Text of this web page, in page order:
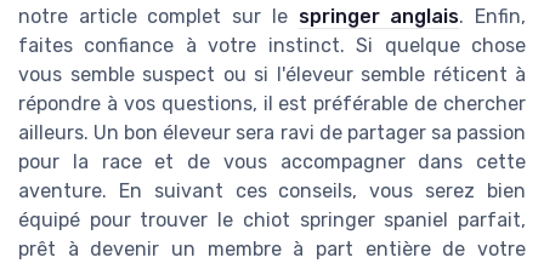
notre article complet sur le springer anglais. Enfin,
faites confiance à votre instinct. Si quelque chose
vous semble suspect ou si l'éleveur semble réticent à
répondre à vos questions, il est préférable de chercher
ailleurs. Un bon éleveur sera ravi de partager sa passion
pour la race et de vous accompagner dans cette
aventure. En suivant ces conseils, vous serez bien
équipé pour trouver le chiot springer spaniel parfait,
prêt à devenir un membre à part entière de votre